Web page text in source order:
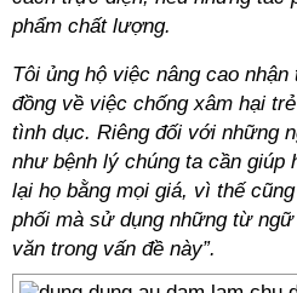
phẩm chất lượng.
Tôi ủng hộ việc nâng cao
đồng về việc chống xâm hại
tình dục. Riêng đối với những
như bệnh lý chúng ta cần giúp
lại họ bằng mọi giá, vì thế
phối mà sử dụng những từ
văn trong vấn đề này”.